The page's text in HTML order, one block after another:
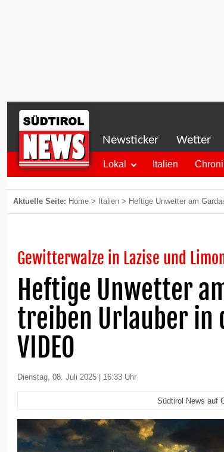
Newsticker Wetter
Lokal Italien
Aktuelle Seite: Home > Italien > Heftige Unwetter am
Gewitterwalze in Lazise und
Heftige Unwetter
treiben Urlauber in
VIDEO
Dienstag, 08. Juli 2025 | 16:33 Uhr
Südtirol News auf